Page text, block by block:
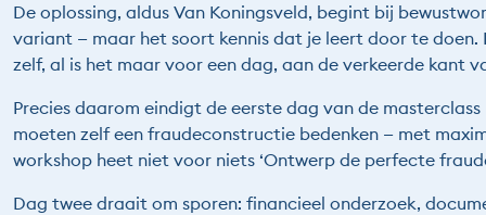
De oplossing, aldus Van Koningsveld, begint bij
variant — maar het soort kennis dat je leert door te
zelf, al is het maar voor een dag, aan de verkeerde kant
Precies daarom eindigt de eerste dag van de
moeten zelf een fraudeconstructie bedenken — met
workshop heet niet voor niets ‘Ontwerp de perfecte
Dag twee draait om sporen: financieel onderzoek,